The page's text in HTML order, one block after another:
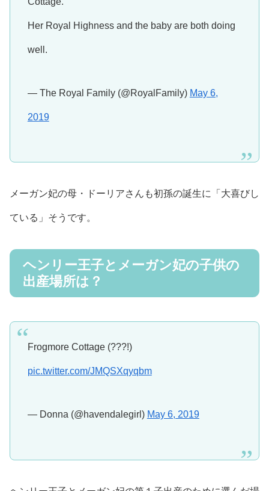
Her Royal Highness and the baby are both doing
well.
— The Royal Family (@RoyalFamily) May 6,
2019
メーガン妃の母・ドーリアさんも初孫の誕生に「大喜びし
ている」そうです。
ヘンリー王子とメーガン妃の子供の
出産場所は？
Frogmore Cottage (???!)
pic.twitter.com/JMQSXqyqbm
— Donna (@havendalegirl) May 6, 2019